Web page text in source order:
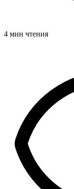
4 мин чтения